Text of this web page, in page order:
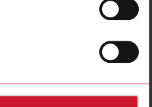
seleccione